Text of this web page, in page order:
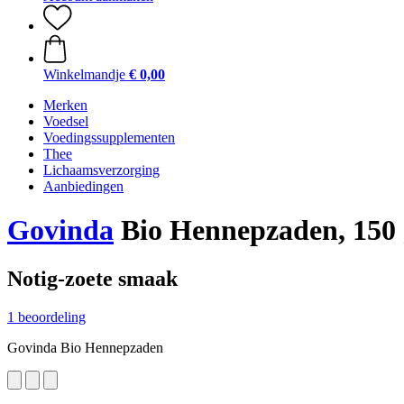
Winkelmandje € 0,00
Merken
Voedsel
Voedingssupplementen
Thee
Lichaamsverzorging
Aanbiedingen
Govinda Bio Hennepzaden, 150
Notig-zoete smaak
1 beoordeling
Govinda Bio Hennepzaden